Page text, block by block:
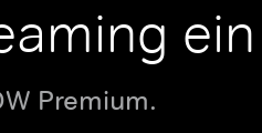
Premium.